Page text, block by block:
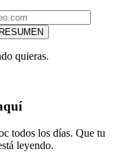
quieras.
todos los días. Que tu
leyendo.